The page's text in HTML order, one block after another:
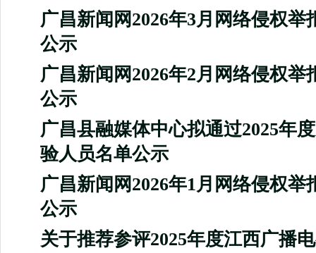
广昌新闻网2026年3月网络侵权举
公示
广昌新闻网2026年2月网络侵权举
公示
广昌县融媒体中心拟通过2025年
验人员名单公示
广昌新闻网2026年1月网络侵权举
公示
关于推荐参评2025年度江西广播